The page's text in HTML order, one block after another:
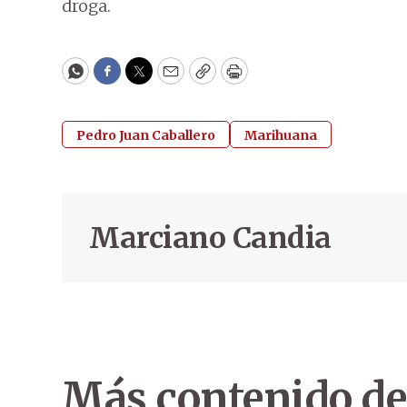
droga.
WhatsApp
Facebook
Twitter
EmailCopyPrint
Pedro Juan Caballero Marihuana
Marciano Candia